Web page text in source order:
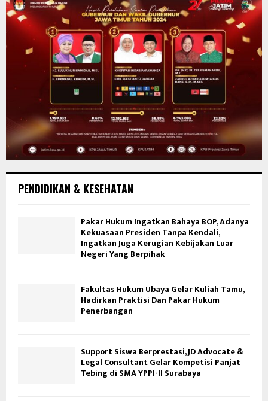
PENDIDIKAN & KESEHATAN
Pakar Hukum Ingatkan Bahaya BOP, Adanya
Kekuasaan Presiden Tanpa Kendali,
Ingatkan Juga Kerugian Kebijakan Luar
Negeri Yang Berpihak
Fakultas Hukum Ubaya Gelar Kuliah Tamu,
Hadirkan Praktisi Dan Pakar Hukum
Penerbangan
Support Siswa Berprestasi, JD Advocate &
Legal Consultant Gelar Kompetisi Panjat
Tebing di SMA YPPI-II Surabaya